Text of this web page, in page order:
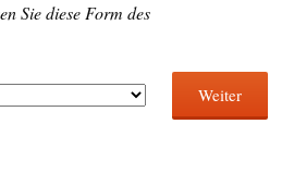
Sie diese Form des
Weiter